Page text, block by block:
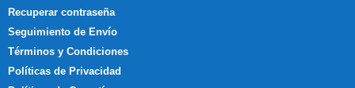
Recuperar contraseña
Seguimiento de Envío
Términos y Condiciones
Políticas de Privacidad